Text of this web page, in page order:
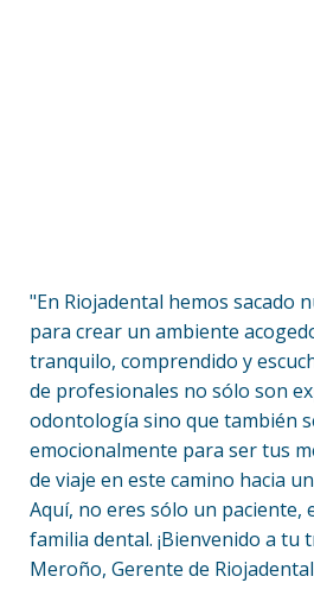
"En Riojadental hemos sacado
para crear un ambiente
tranquilo, comprendido y
de profesionales no sólo son
odontología sino que también
emocionalmente para ser tus
de viaje en este camino hacia
Aquí, no eres sólo un paciente,
familia dental. ¡Bienvenido a tu
Meroño, Gerente de Riojadental